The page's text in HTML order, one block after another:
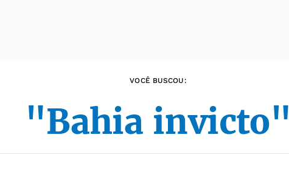
VOCÊ BUSCOU:
"Bahia invicto"